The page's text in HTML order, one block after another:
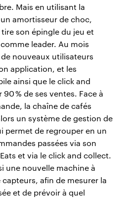
Mais en utilisant la
amortisseur de choc,
tire son épingle du jeu et
leader. Au mois
nouveaux utilisateurs
application, et les
ainsi que le click and
% de ses ventes. Face à
la chaîne de cafés
un système de gestion de
permet de regrouper en un
passées via son
et via le click and collect.
une nouvelle machine à
afin de mesurer la
et de prévoir à quel